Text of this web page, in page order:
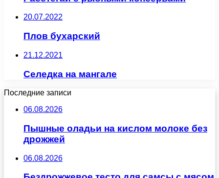
20.07.2022
Плов бухарский
21.12.2021
Селедка на мангале
Последние записи
06.08.2026
Пышные оладьи на кислом молоке без
дрожжей
06.08.2026